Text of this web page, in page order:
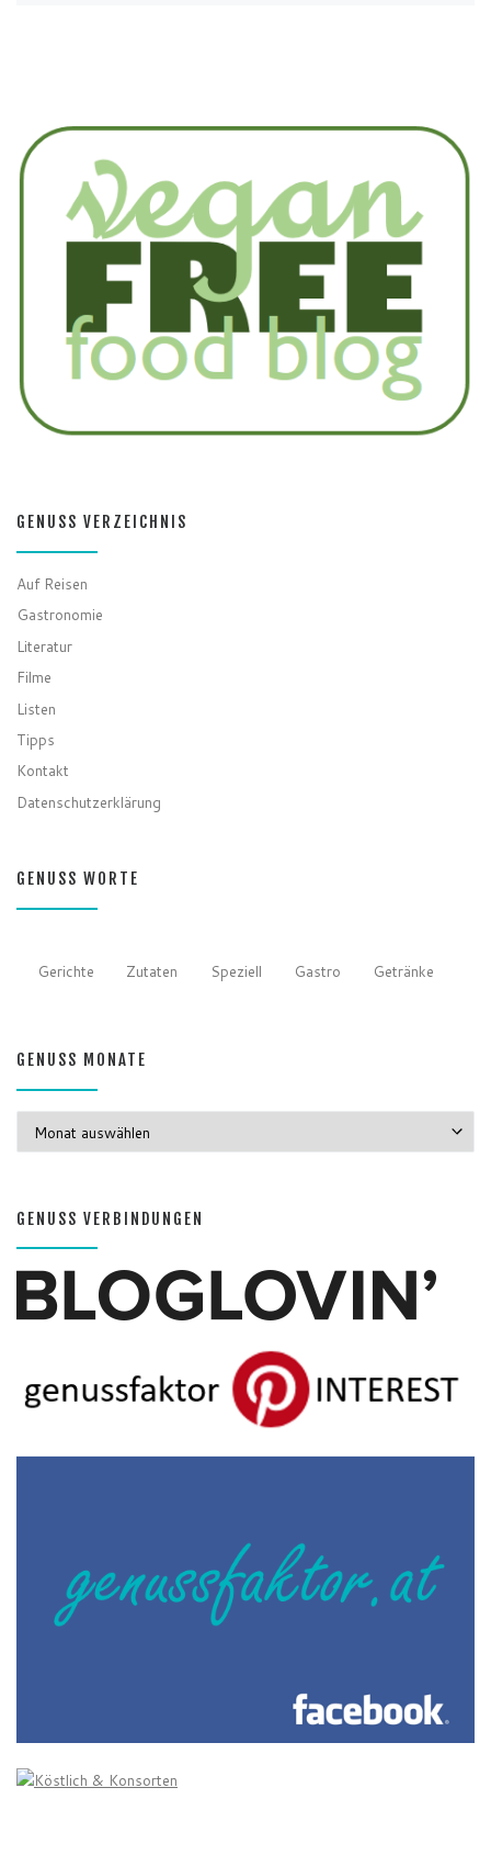
GENUSS VERZEICHNIS
Auf Reisen
Gastronomie
Literatur
Filme
Listen
Tipps
Kontakt
Datenschutzerklärung
GENUSS WORTE
Gerichte Zutaten Speziell Gastro Getränke
GENUSS MONATE
GENUSS VERBINDUNGEN